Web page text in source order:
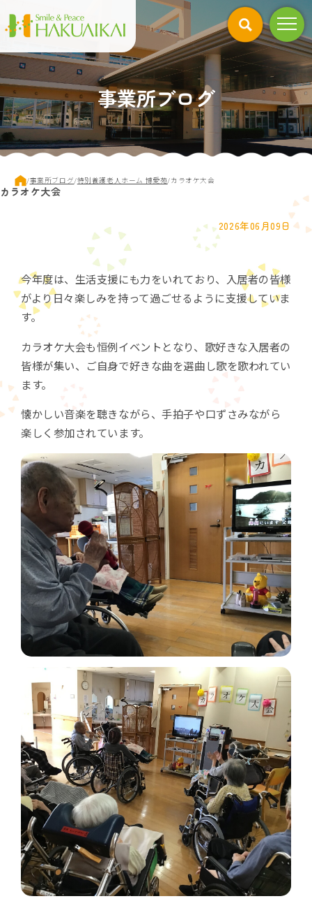
事業所ブログ
現
在
/事業所ブログ/特別養護老人ホーム 博愛苑/カラオケ大会
カラオケ大会
2026年06月09日
今年度は、生活支援にも力をいれており、入居者の皆様
がより日々楽しみを持って過ごせるように支援していま
す。
カラオケ大会も恒例イベントとなり、歌好きな入居者の
皆様が集い、ご自身で好きな曲を選曲し歌を歌われてい
ます。
懐かしい音楽を聴きながら、手拍子や口ずさみながら
楽しく参加されています。